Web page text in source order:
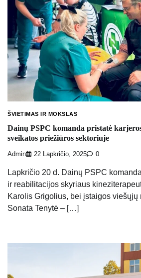
ŠVIETIMAS IR MOKSLAS
Dainų PSPC komanda pristatė
sveikatos priežiūros sektoriuje
Admin 22 Lapkričio, 2025 0
Lapkričio 20 d. Dainų PSPC
ir reabilitacijos skyriaus
Karolis Grigolius, bei įstaigos viešųjų
Sonata Tenytė – […]